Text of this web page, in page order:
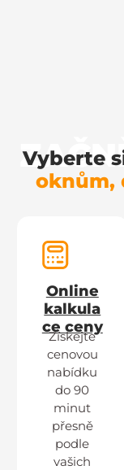
Vyberte
oknům,
Online
kalkula
ce ceny
Získejte
cenovou
nabídku
do 90
minut
přesně
podle
vašich